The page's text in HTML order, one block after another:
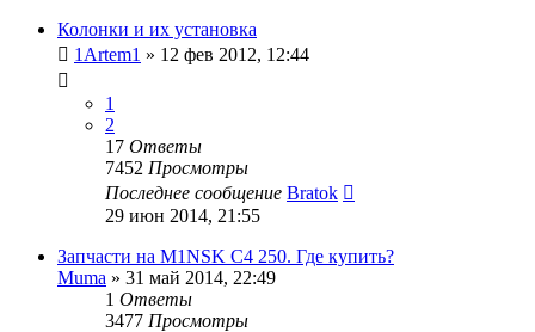
Колонки и их установка
1Artem1 » 12 фев 2012, 12:44
1
2
17 Ответы
7452 Просмотры
Последнее сообщение Bratok
29 июн 2014, 21:55
Запчасти на M1NSK C4 250. Где купить?
Muma » 31 май 2014, 22:49
1 Ответы
3477 Просмотры